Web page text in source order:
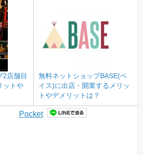
2店舗目
ットや
無料ネットショップBASE(ベ
イス)に出店・開業するメリッ
トやデメリットは？
Pocket